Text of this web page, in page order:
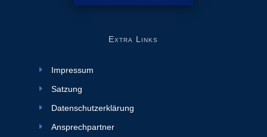
Extra Links
Impressum
Satzung
Datenschutzerklärung
Ansprechpartner